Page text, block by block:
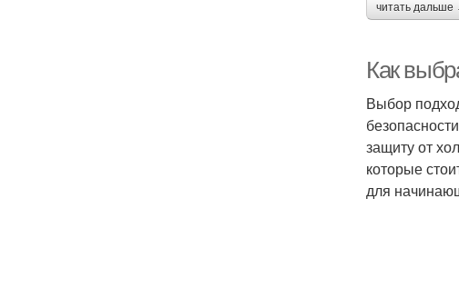
читать дальше
Как
Выбор
защиту от
которые
для